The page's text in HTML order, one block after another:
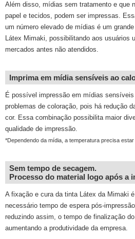
Além disso, mídias sem tratamento e que
papel e tecidos, podem ser impressas.
um número elevado de mídias é um
Látex Mimaki, possibilitando aos usuários
mercados antes não atendidos.
Imprima em mídia sensíveis ao
É possível impressão em mídias
problemas de coloração, pois há redução
cor. Essa combinação possibilita maior
qualidade de impressão.
*Dependendo da mídia, a temperatura precisa
Sem tempo de secagem.
Processo do material logo após a
A fixação e cura da tinta Látex da Mimaki
necessário tempo de espera pós-
reduzindo assim, o tempo de finalização
aumentando a produtividade da empresa.